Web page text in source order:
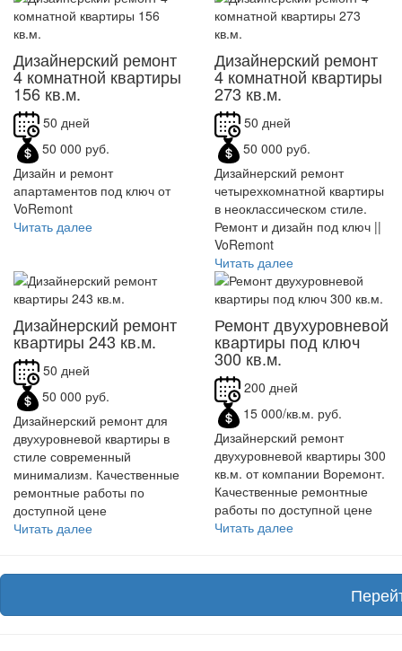
Дизайнерский ремонт
4 комнатной квартиры
156 кв.м.
50 дней
50 000 руб.
Дизайн и ремонт
апартаментов под ключ от
VoRemont
Читать далее
Дизайнерский ремонт
4 комнатной квартиры
273 кв.м.
50 дней
50 000 руб.
Дизайнерский ремонт
четырехкомнатной квартиры
в неоклассическом стиле.
Ремонт и дизайн под ключ ||
VoRemont
Читать далее
Дизайнерский ремонт
квартиры 243 кв.м.
50 дней
50 000 руб.
Дизайнерский ремонт для
двухуровневой квартиры в
стиле современный
минимализм. Качественные
ремонтные работы по
доступной цене
Читать далее
Ремонт двухуровневой
квартиры под ключ
300 кв.м.
200 дней
15 000/кв.м. руб.
Дизайнерский ремонт
двухуровневой квартиры 300
кв.м. от компании Воремонт.
Качественные ремонтные
работы по доступной цене
Читать далее